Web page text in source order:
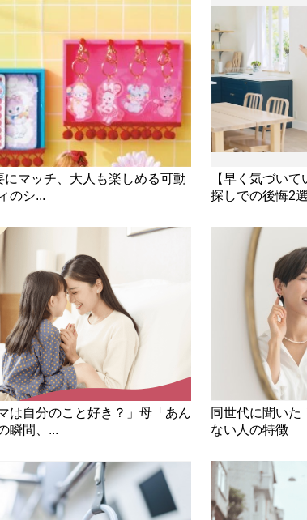
にマッチ、大人も楽しめる可動
のシ...
【早く気づい
探しでの後悔2選
は自分のこと好き？」母「あん
瞬間、...
同世代に聞いた
ない人の特徴